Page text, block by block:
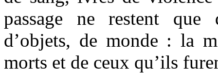
passage ne restent
d’objets, de monde : la
morts et de ceux qu’ils